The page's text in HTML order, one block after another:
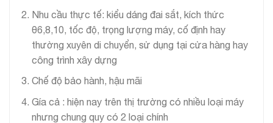
Nhu cầu thực tế: kiểu dáng đai sắt, kích thức
θ6,8,10, tốc độ, trọng lượng máy, cố định hay
thường xuyên di chuyển, sử dụng tại cửa hàng hay
công trình xây dựng
Chế độ bảo hành, hậu mãi
Gía cả : hiện nay trên thị trường có nhiều loại máy
nhưng chung quy có 2 loại chính